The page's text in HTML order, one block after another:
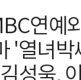
연예
'열녀